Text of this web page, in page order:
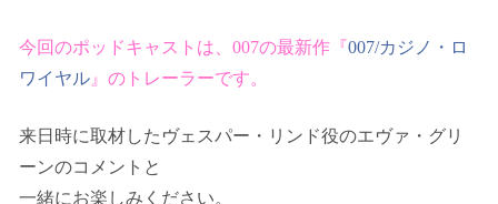
今回のポッドキャストは、 007の最新作 『007/カジノ・ロ
ワイヤル 』 の トレーラーです。
来日時に取材したヴェスパー・リンド役のエヴァ・グリ
ーンのコメントと
一緒にお楽しみください。